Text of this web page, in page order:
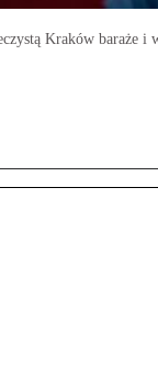
Kraków baraże i